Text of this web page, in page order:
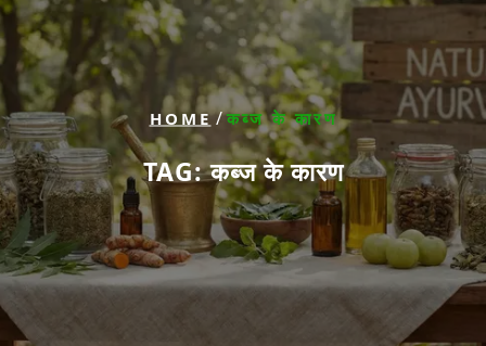
HOME/कब्ज के कारण
TAG:कब्ज के कारण